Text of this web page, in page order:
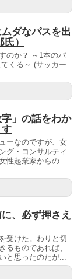
ダなパスを出
）
のか？ ～1本のパ
くる～ (サッカー
」の話をわか
す
ーなのですが、女
グ・コンサルティ
性起業家からの
、必ず押さえ
受けた。わりと切
るものであれば、
と思ったのたが...